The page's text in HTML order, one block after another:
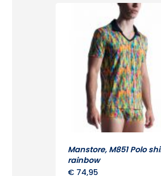
Manstore, M851 Polo
rainbow
€ 74,95